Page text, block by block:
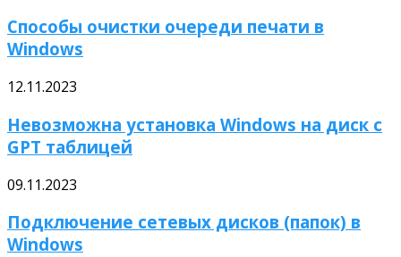
Способы очистки очереди печати в
Windows
12.11.2023
Невозможна установка Windows на диск с
GPT таблицей
09.11.2023
Подключение сетевых дисков (папок) в
Windows